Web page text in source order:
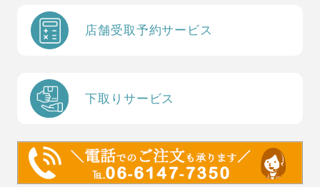
店舗受取予約サービス
下取りサービス